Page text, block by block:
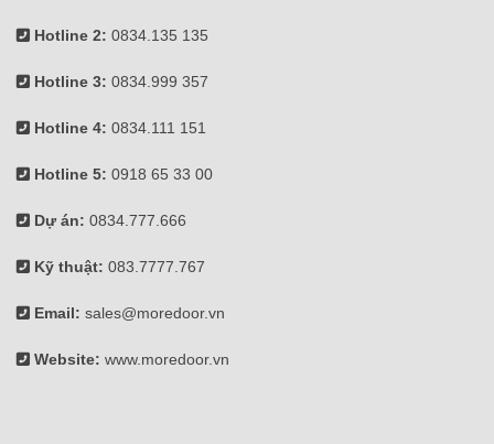
Hotline 2: 0834.135 135
Hotline 3: 0834.999 357
Hotline 4: 0834.111 151
Hotline 5: 0918 65 33 00
Dự án: 0834.777.666
Kỹ thuật: 083.7777.767
Email: sales@moredoor.vn
Website: www.moredoor.vn